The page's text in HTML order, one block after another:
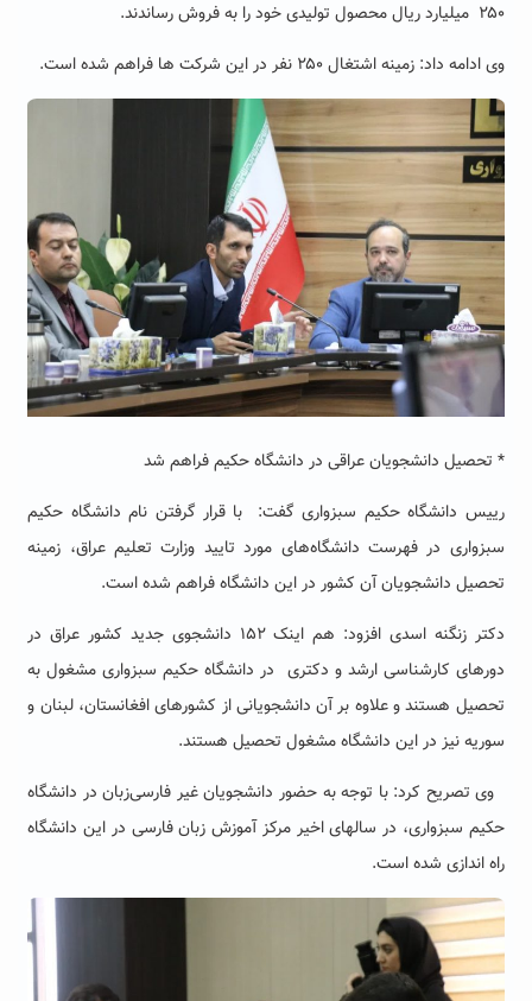
۲۵۰ میلیارد ریال محصول تولیدی خود را به فروش رساندند
.
وی ادامه داد: زمینه اشتغال ۲۵۰ نفر در این شرکت ها فراهم شده است.
* تحصیل دانشجویان عراقی در دانشگاه حکیم فراهم شد
رییس دانشگاه حکیم سبزواری گفت: با قرار گرفتن نام دانشگاه حکیم
سبزواری در فهرست دانشگاه‌های مورد تایید وزارت تعلیم عراق، زمینه
تحصیل دانشجویان آن کشور در این دانشگاه فراهم شده است.
دکتر زنگنه اسدی افزود: هم اینک ۱۵۲ دانشجوی جدید کشور عراق در
دورهای کارشناسی ارشد و دکتری در دانشگاه حکیم سبزواری مشغول به
تحصیل هستند و علاوه بر آن دانشجویانی از کشورهای افغانستان، لبنان و
سوریه نیز در این دانشگاه مشغول تحصیل هستند.
وی تصریح کرد: با توجه به حضور دانشجویان غیر فارسی‌زبان در دانشگاه
حکیم سبزواری، در سالهای اخیر مرکز آموزش زبان فارسی در این دانشگاه
راه اندازی شده است.